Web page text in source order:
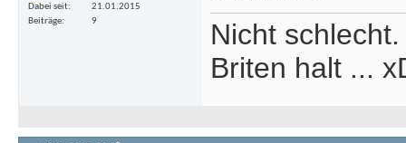
Dabei seit
21.01.2015
Beiträge
9
Nicht
Briten halt ...